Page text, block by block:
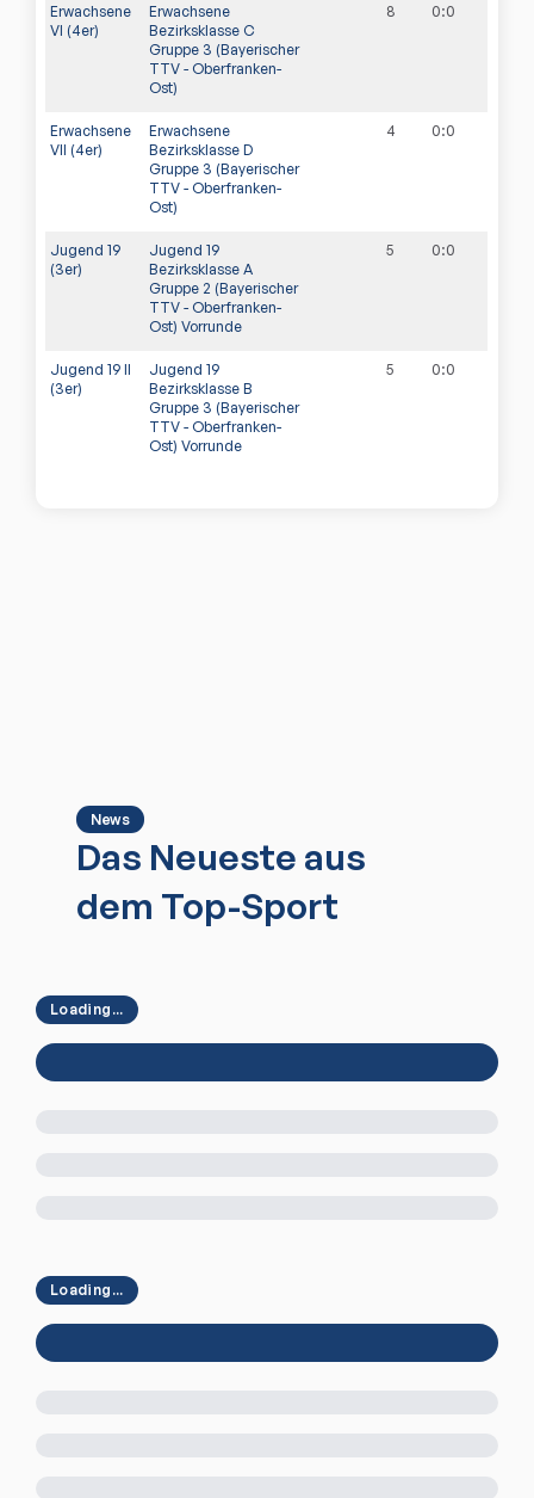
Erwachsene
VI (4er)
Erwachsene
Bezirksklasse C
Gruppe 3 (Bayerischer
TTV - Oberfranken-
Ost)
8 0:0
Erwachsene
VII (4er)
Erwachsene
Bezirksklasse D
Gruppe 3 (Bayerischer
TTV - Oberfranken-
Ost)
4 0:0
Jugend 19
(3er)
Jugend 19
Bezirksklasse A
Gruppe 2 (Bayerischer
TTV - Oberfranken-
Ost) Vorrunde
5 0:0
Jugend 19 II
(3er)
Jugend 19
Bezirksklasse B
Gruppe 3 (Bayerischer
TTV - Oberfranken-
Ost) Vorrunde
5 0:0
News
Das Neueste aus
dem Top-Sport
Loading...
Loading...